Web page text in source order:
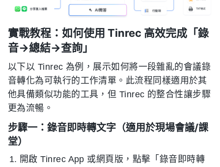
實戰教程：如何使用 Tinrec 高效完成「錄
音→總結→查詢」
以下以 Tinrec 為例，展示如何將一段雜亂的會議錄
音轉化為可執行的工作清單。此流程同樣適用於其
他具備類似功能的工具，但 Tinrec 的整合性讓步驟
更為流暢。
步驟一：錄音即時轉文字（適用於現場會議/課
堂）
開啟 Tinrec App 或網頁版，點擊「錄音即時轉